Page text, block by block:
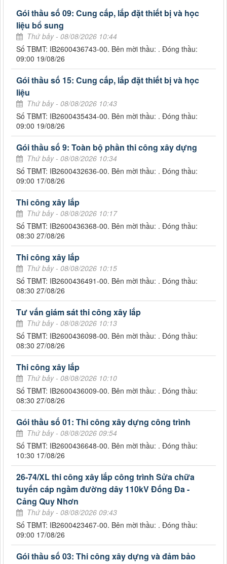
Gói thầu số 09: Cung cấp, lắp đặt thiết bị và học
liệu bổ sung
Thứ bảy - 08/08/2026 10:44
Số TBMT: IB2600436743-00. Bên mời thầu: . Đóng thầu:
09:00 19/08/26
Gói thầu số 15: Cung cấp, lắp đặt thiết bị và học
liệu
Thứ bảy - 08/08/2026 10:43
Số TBMT: IB2600435434-00. Bên mời thầu: . Đóng thầu:
09:00 19/08/26
Gói thầu số 9: Toàn bộ phần thi công xây dựng
Thứ bảy - 08/08/2026 10:34
Số TBMT: IB2600432636-00. Bên mời thầu: . Đóng thầu:
09:00 17/08/26
Thi công xây lắp
Thứ bảy - 08/08/2026 10:17
Số TBMT: IB2600436368-00. Bên mời thầu: . Đóng thầu:
08:30 27/08/26
Thi công xây lắp
Thứ bảy - 08/08/2026 10:15
Số TBMT: IB2600436491-00. Bên mời thầu: . Đóng thầu:
08:30 27/08/26
Tư vấn giám sát thi công xây lắp
Thứ bảy - 08/08/2026 10:13
Số TBMT: IB2600436098-00. Bên mời thầu: . Đóng thầu:
08:30 27/08/26
Thi công xây lắp
Thứ bảy - 08/08/2026 10:10
Số TBMT: IB2600436009-00. Bên mời thầu: . Đóng thầu:
08:30 27/08/26
Gói thầu số 01: Thi công xây dựng công trình
Thứ bảy - 08/08/2026 09:54
Số TBMT: IB2600436648-00. Bên mời thầu: . Đóng thầu:
10:30 17/08/26
26-74/XL thi công xây lắp công trình Sửa chữa
tuyến cáp ngầm đường dây 110kV Đống Đa -
Cảng Quy Nhơn
Thứ bảy - 08/08/2026 09:43
Số TBMT: IB2600423467-00. Bên mời thầu: . Đóng thầu:
09:00 17/08/26
Gói thầu số 03: Thi công xây dựng và đảm bảo